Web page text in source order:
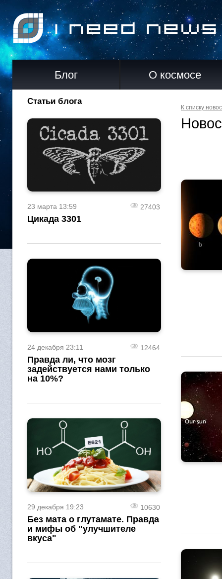
Блог О космосе
Статьи блога
23 марта 13:59 27403
Цикада 3301
24 декабря 23:11 12464
Правда ли, что мозг
задействуется нами только
на 10%?
29 декабря 19:23 10630
Без мата о глутамате. Правда
и мифы об "улучшителе
вкуса"
К списку